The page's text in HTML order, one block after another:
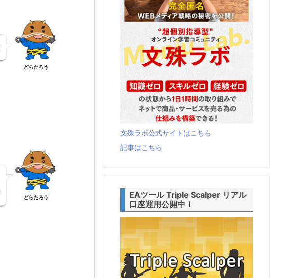
どらたろう
どらたろう
文殊ラボ公式サイトはこちら
記事はこちら
EAツール Triple Scalper リアル
口座運用公開中！